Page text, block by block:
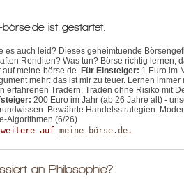
börse.de ist gestartet.
es auch leid? Dieses geheimtuende
Renditen? Was tun? Börse richtig lernen,
auf meine-börse.de. Für Einsteiger: 1 Euro im
mehr: das ist mir zu teuer. Lernen
erfahrenen Tradern. Traden ohne Risiko mit
200 Euro im Jahr (ab 26 Jahre alt) -
Bewährte Handelsstrategien.
Algorithmen (6/26)
auf meine-börse.de.
an Philosophie?